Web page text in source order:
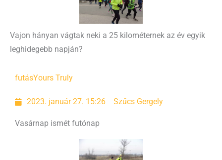
Vajon hányan vágtak neki a 25 kilométernek az év egyik
leghidegebb napján?
futásYours Truly
2023. január 27. 15:26 Szűcs Gergely
Vasárnap ismét futónap